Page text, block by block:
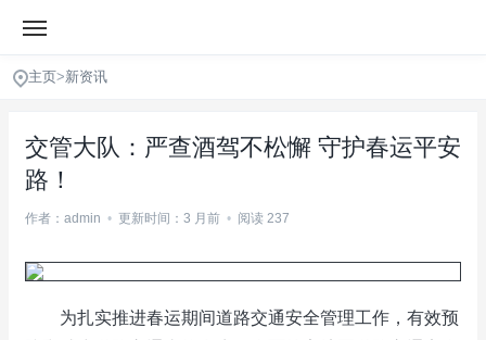
主页>新资讯
交管大队：严查酒驾不松懈 守护春运平安
路！
作者：admin • 更新时间：3 月前 • 阅读 237
为扎实推进春运期间道路交通安全管理工作，有效预